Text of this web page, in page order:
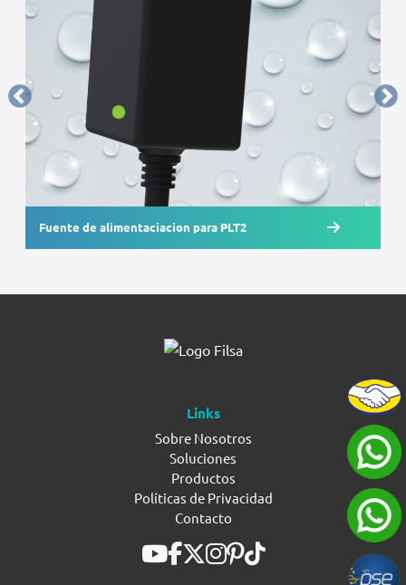
Fuente de alimentaciacion para PLT2
Links
Sobre Nosotros
Soluciones
Productos
Políticas de Privacidad
Contacto